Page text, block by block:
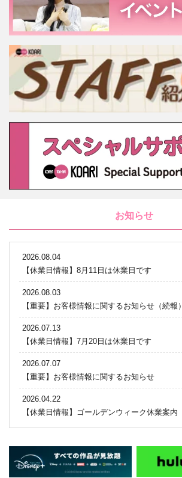
お知らせ
2026.08.04
【休業日情報】8月11日は休業日です
2026.08.03
【重要】お客様情報に関するお知らせ（続報）
2026.07.13
【休業日情報】7月20日は休業日です
2026.07.07
【重要】お客様情報に関するお知らせ
2026.04.22
【休業日情報】ゴールデンウィーク休業案内